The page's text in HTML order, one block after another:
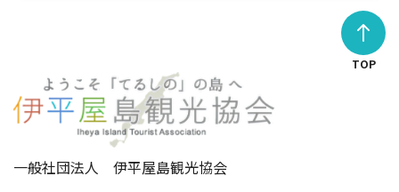
TOP
一般社団法人 伊平屋島観光協会